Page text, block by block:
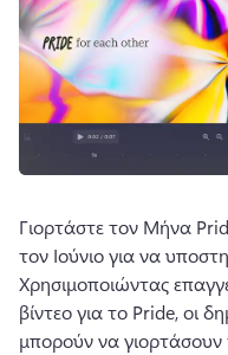
Γιορτάστε τον Μήνα
Χρησιμοποιώντας
βίντεο για το Pride, οι
μπορούν να